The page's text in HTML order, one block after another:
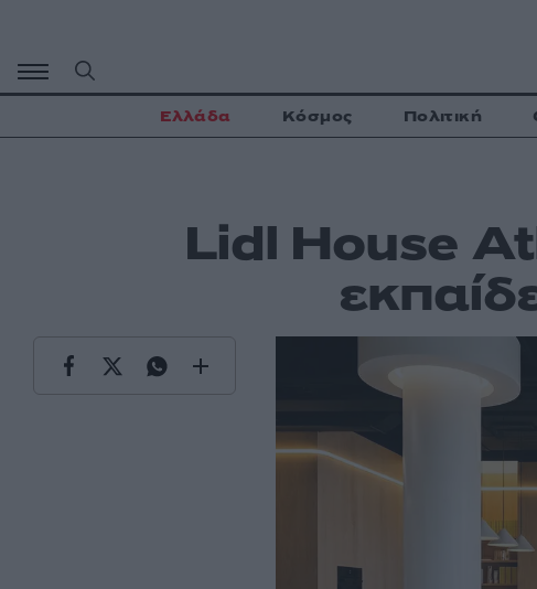
περιεχόμενο
Ελλάδα Κόσμος Πολιτική
Lidl House